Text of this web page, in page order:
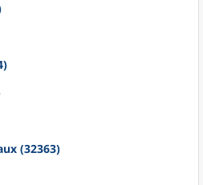
(32363)